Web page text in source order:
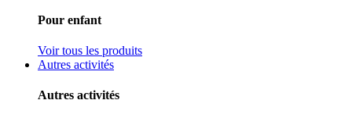
Pour enfant
Voir tous les produits
Autres activités
Autres activités